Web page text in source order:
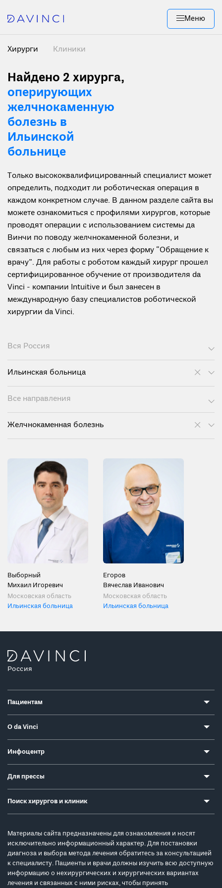
Меню
Хирурги Клиники
Найдено 2 хирурга,
оперирующих
желчнокаменную
болезнь в
Ильинской
больнице
Только высококвалифицированный специалист может
определить, подходит ли роботическая операция в
каждом конкретном случае. В данном разделе сайта вы
можете ознакомиться с профилями хирургов, которые
проводят операции с использованием системы да
Винчи по поводу желчнокаменной болезни, и
связаться с любым из них через форму “Обращение к
врачу”. Для работы с роботом каждый хирург прошел
сертифицированное обучение от производителя da
Vinci - компании Intuitive и был занесен в
международную базу специалистов роботической
хирургии da Vinci.
Вся Россия
Ильинская больница
Все направления
Желчнокаменная болезнь
Выборный
Михаил Игоревич
Московская область
Ильинская больница
Егоров
Вячеслав Иванович
Московская область
Ильинская больница
Россия
Пациентам
О da Vinci
Инфоцентр
Для прессы
Поиск хирургов и клиник
Материалы сайта предназначены для ознакомления и носят
исключительно информационный характер. Для постановки
диагноза и выбора метода лечения обратитесь за консультацией
к специалисту. Пациенты и врачи должны изучить всю доступную
информацию о нехирургических и хирургических вариантах
лечения и связанных с ними рисках, чтобы принять